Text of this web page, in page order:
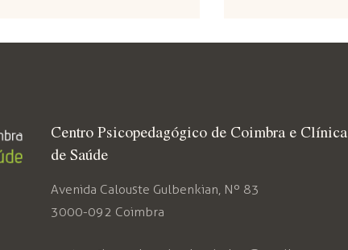
Centro Psicopedagógico de Coimbra e Clínica
de Saúde
Avenida Calouste Gulbenkian, Nº 83
3000-092 Coimbra